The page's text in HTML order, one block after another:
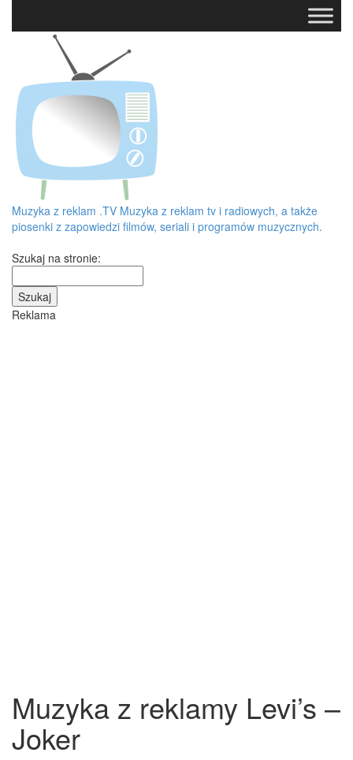
Muzyka z reklam .TV Muzyka z reklam tv i radiowych, a także
piosenki z zapowiedzi filmów, seriali i programów muzycznych.
Szukaj na stronie:
Reklama
Muzyka z reklamy Levi’s –
Joker